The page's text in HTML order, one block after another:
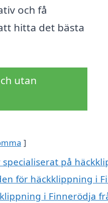
och få
hitta det bästa
utan
på
för häckklippning i
i Finnerödja